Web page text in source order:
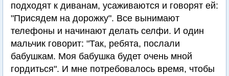
подходят к диванам, усаживаются и говорят ей:
"Присядем на дорожку". Все вынимают
телефоны и начинают делать селфи. И один
мальчик говорит: "Так, ребята, послали
бабушкам. Моя бабушка будет очень мной
гордиться". И мне потребовалось время, чтобы